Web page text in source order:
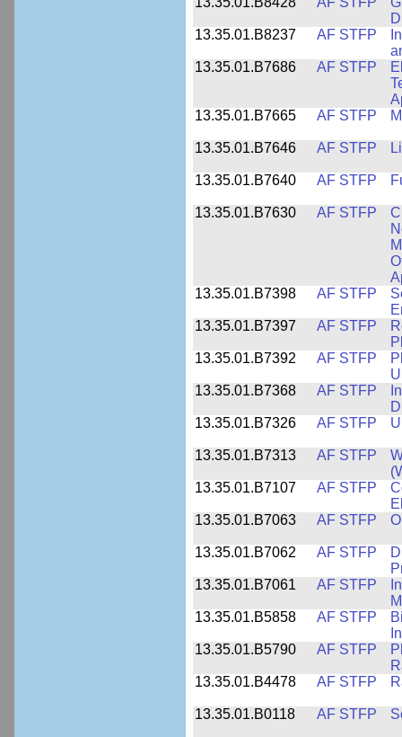
13.35.01.B8237
AF STFP
13.35.01.B7686
AF STFP
13.35.01.B7665
AF STFP
13.35.01.B7646 AF STFP
13.35.01.B7640 AF STFP
13.35.01.B7630 AF STFP
13.35.01.B7398
AF STFP
13.35.01.B7397
AF STFP
13.35.01.B7392
AF STFP
13.35.01.B7368
AF STFP
13.35.01.B7326
AF STFP
13.35.01.B7313 AF STFP
13.35.01.B7107
AF STFP
13.35.01.B7063
AF STFP
13.35.01.B7062 AF STFP
13.35.01.B7061
AF STFP
13.35.01.B5858
AF STFP
13.35.01.B5790
AF STFP
13.35.01.B4478
AF STFP
13.35.01.B0118 AF STFP